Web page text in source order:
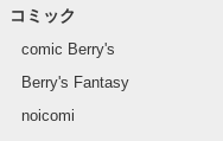
コミック
comic Berry's
Berry's Fantasy
noicomi